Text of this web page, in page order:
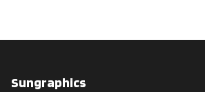
Sungraphics